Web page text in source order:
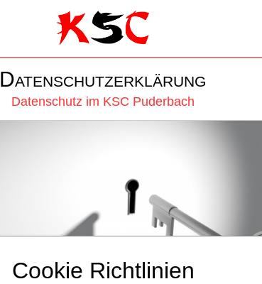
Datenschutzerklärung
Datenschutz im KSC Puderbach
Cookie Richtlinien